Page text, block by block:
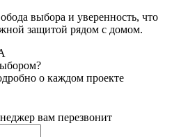
выбора и уверенность, что
защитой рядом с домом.
о каждом проекте
вам перезвонит